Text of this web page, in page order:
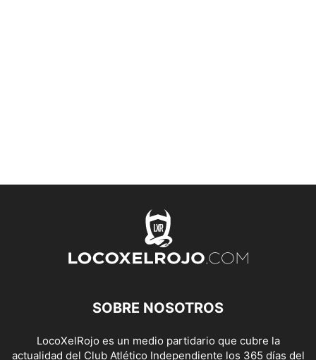
SOBRE NOSOTROS
LocoXelRojo es un medio partidario que cubre la
actualidad del Club Atlético Independiente los 365 días del